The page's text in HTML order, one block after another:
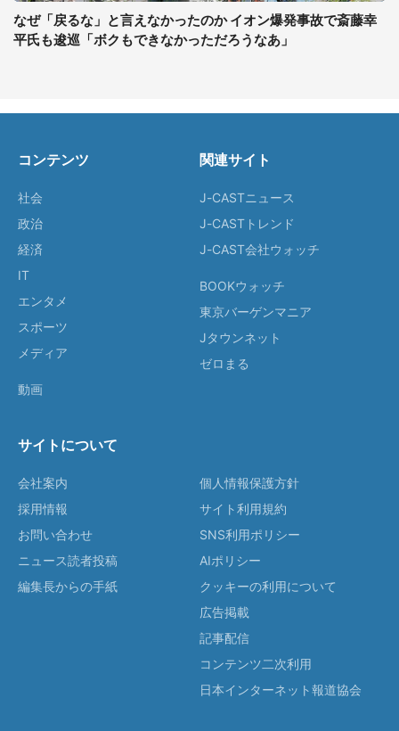
なぜ「戻るな」と言えなかったのか イオン爆発事故で斎藤幸
平氏も逡巡「ボクもできなかっただろうなあ」
コンテンツ
社会
政治
経済
IT
エンタメ
スポーツ
メディア
動画
関連サイト
J-CASTニュース
J-CASTトレンド
J-CAST会社ウォッチ
BOOKウォッチ
東京バーゲンマニア
Jタウンネット
ゼロまる
サイトについて
会社案内
採用情報
お問い合わせ
ニュース読者投稿
編集長からの手紙
個人情報保護方針
サイト利用規約
SNS利用ポリシー
AIポリシー
クッキーの利用について
広告掲載
記事配信
コンテンツ二次利用
日本インターネット報道協会